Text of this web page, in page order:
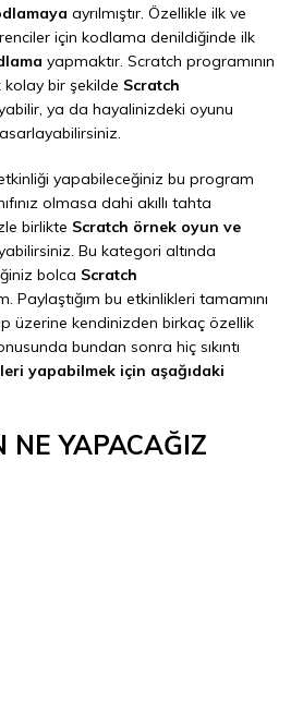
ayrılmıştır. Özellikle ilk ve
için kodlama denildiğinde ilk
yapmaktır. Scratch programının
bir şekilde Scratch
ya da hayalinizdeki oyunu
yapabileceğiniz bu program
olmasa dahi akıllı tahta
birlikte Scratch örnek oyun ve
Bu kategori altında
bolca Scratch
Paylaştığım bu etkinlikleri tamamını
üzerine kendinizden birkaç özellik
bundan sonra hiç sıkıntı
yapabilmek için aşağıdaki
NE YAPACAĞIZ